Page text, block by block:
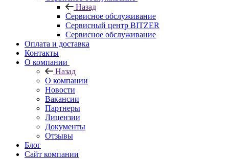
Назад
Сервисное обслуживание
Сервисный центр BITZER
Сервисное обслуживание
Оплата и доставка
Контакты
О компании
Назад
О компании
Новости
Вакансии
Партнеры
Лицензии
Документы
Отзывы
Блог
Сайт компании